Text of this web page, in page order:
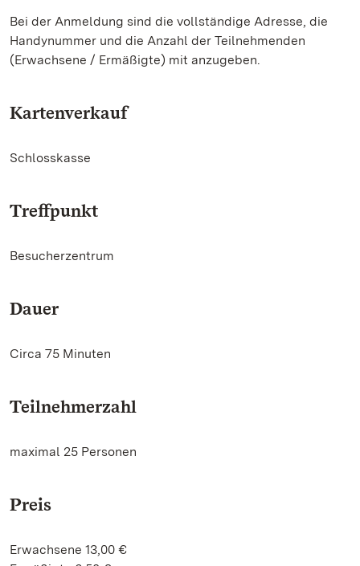
Bei der Anmeldung sind die vollständige Adresse, die
Handynummer und die Anzahl der Teilnehmenden
(Erwachsene / Ermäßigte) mit anzugeben.
Kartenverkauf
Schlosskasse
Treffpunkt
Besucherzentrum
Dauer
Circa 75 Minuten
Teilnehmerzahl
maximal 25 Personen
Preis
Erwachsene 13,00 €